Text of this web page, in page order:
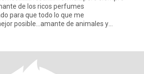
de los ricos perfumes
para que todo lo que me
posible...amante de animales y